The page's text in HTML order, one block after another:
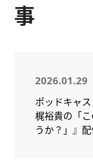
事
2026.01.29
ポッドキャ
梶裕貴の「
うか？」』